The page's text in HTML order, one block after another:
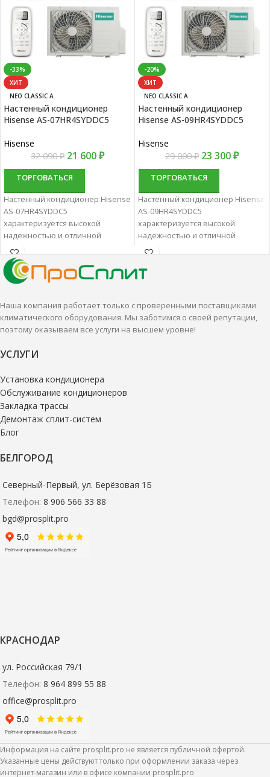
-33%
ХИТ
NEO CLASSIC A
Настенный кондиционер
Hisense AS-07HR4SYDDC5
Hisense
32 090₽ 21 600₽
ТОРГОВАТЬСЯ
Настенный кондиционер Hisense
AS-07HR4SYDDC5
характеризуется высокой
надежностью и отличной
производительностью.
Настенные сплит-системы лучше
всего подходят для
кондиционирования небольших
-20%
ХИТ
NEO CLASSIC A
Настенный кондиционер
Hisense AS-09HR4SYDDC5
Hisense
29 000₽ 23 300₽
ТОРГОВАТЬСЯ
Настенный кондиционер Hisense
AS-09HR4SYDDC5
характеризуется высокой
надежностью и отличной
производительностью.
всего подходят для
Наша компания работает только с проверенными поставщиками
климатического оборудования. Мы заботимся о своей репутации,
поэтому оказываем все услуги на высшем уровне!
УСЛУГИ
Установка кондиционера
Обслуживание кондиционеров
Закладка трассы
Демонтаж сплит-систем
Блог
БЕЛГОРОД
Северный-Первый, ул. Берёзовая 1Б
Телефон: 8 906 566 33 88
bgd@prosplit.pro
КРАСНОДАР
ул. Российская 79/1
Телефон: 8 964 899 55 88
office@prosplit.pro
Информация на сайте prosplit.pro не является публичной офертой.
Указанные цены действуют только при оформлении заказа через
интернет-магазин или в офисе компании prosplit.pro